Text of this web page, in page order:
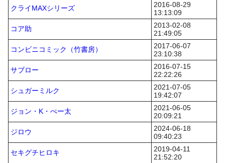
クライMAXシリーズ
2016-08-29
13:13:09
コア助
2013-02-08
21:49:05
コンビニコミック（竹書房）
2017-06-07
23:10:38
サブロー
2016-07-15
22:22:26
シュガーミルク
2021-07-05
19:42:07
ジョン・K・ぺー太
2021-06-05
20:09:21
ジロウ
2024-06-18
09:40:23
セキグチヒロキ
2019-04-11
21:52:20